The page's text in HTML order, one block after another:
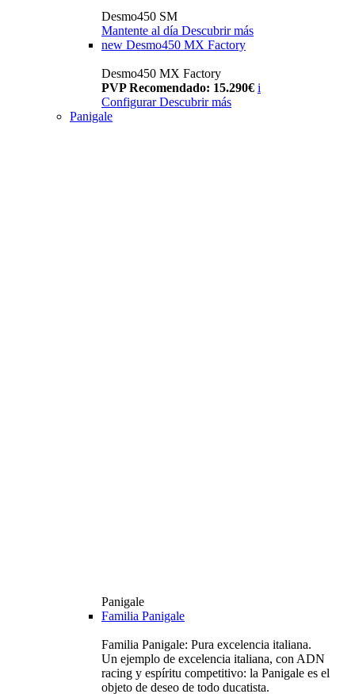
Desmo450 SM
Mantente al día Descubrir más
new Desmo450 MX Factory
Desmo450 MX Factory
PVP Recomendado: 15.290€ i
Configurar Descubrir más
Panigale
Panigale
Familia Panigale
Familia Panigale: Pura excelencia italiana.
Un ejemplo de excelencia italiana, con ADN
racing y espíritu competitivo: la Panigale es el
objeto de deseo de todo ducatista.